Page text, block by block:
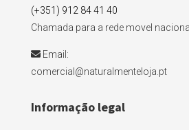
(+351) 912 84 41 40
Chamada para a rede movel
Email:
comercial@naturalmenteloja.pt
Informação legal